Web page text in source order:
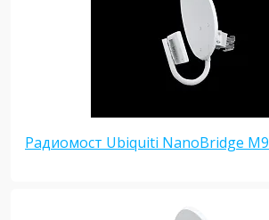
Радиомост Ubiquiti NanoBridge M9